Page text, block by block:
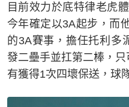
目前效力於底特律老虎
今年確定以3A起步，而
的3A賽事，擔任托利多
發二壘手並扛第二棒，
有獲得1次四壞保送，球